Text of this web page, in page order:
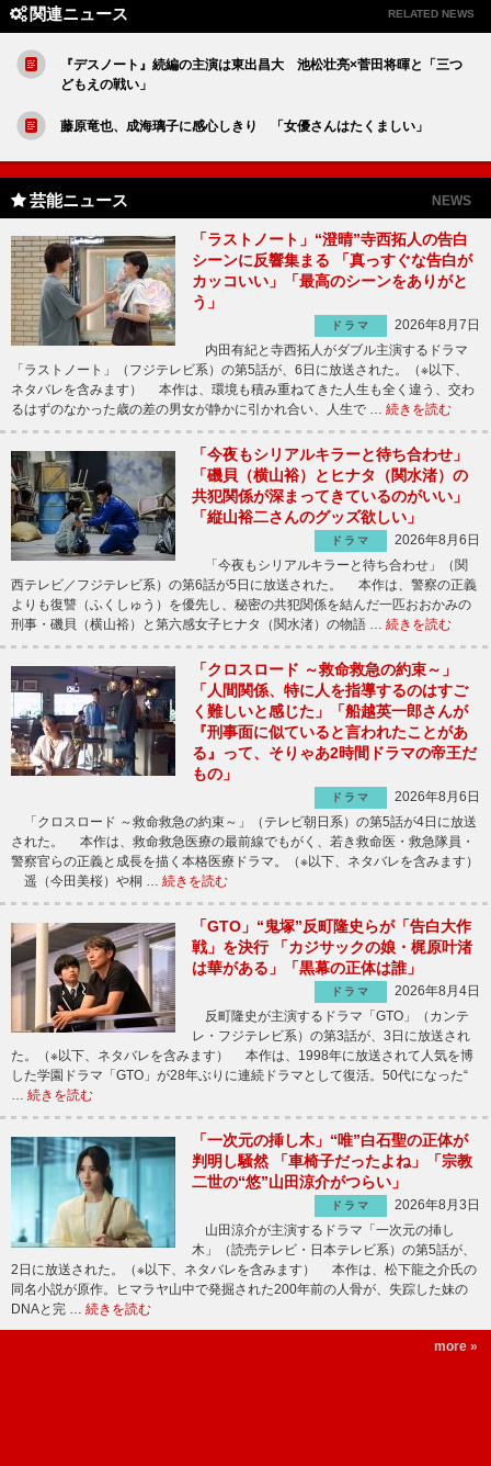
関連ニュース RELATED NEWS
『デスノート』続編の主演は東出昌大 池松壮亮×菅田将暉と「三つ
どもえの戦い」
藤原竜也、成海璃子に感心しきり 「女優さんはたくましい」
芸能ニュース NEWS
「ラストノート」“澄晴”寺西拓人の告白
シーンに反響集まる 「真っすぐな告白が
カッコいい」「最高のシーンをありがと
う」
ドラマ
2026年8月7日
内田有紀と寺西拓人がダブル主演するドラマ
「ラストノート」（フジテレビ系）の第5話が、6日に放送された。（※以下、
ネタバレを含みます） 本作は、環境も積み重ねてきた人生も全く違う、交わ
るはずのなかった歳の差の男女が静かに引かれ合い、人生で … 続きを読む
「今夜もシリアルキラーと待ち合わせ」
「磯貝（横山裕）とヒナタ（関水渚）の
共犯関係が深まってきているのがいい」
「縦山裕二さんのグッズ欲しい」
ドラマ
2026年8月6日
「今夜もシリアルキラーと待ち合わせ」（関
西テレビ／フジテレビ系）の第6話が5日に放送された。 本作は、警察の正義
よりも復讐（ふくしゅう）を優先し、秘密の共犯関係を結んだ一匹おおかみの
刑事・磯貝（横山裕）と第六感女子ヒナタ（関水渚）の物語 … 続きを読む
「クロスロード ～救命救急の約束～」
「人間関係、特に人を指導するのはすご
く難しいと感じた」「船越英一郎さんが
『刑事面に似ていると言われたことがあ
る』って、そりゃあ2時間ドラマの帝王だ
もの」
ドラマ
2026年8月6日
「クロスロード ～救命救急の約束～」（テレビ朝日系）の第5話が4日に放送
された。 本作は、救命救急医療の最前線でもがく、若き救命医・救急隊員・
警察官らの正義と成長を描く本格医療ドラマ。（※以下、ネタバレを含みます）
遥（今田美桜）や桐 … 続きを読む
「GTO」“鬼塚”反町隆史らが「告白大作
戦」を決行 「カジサックの娘・梶原叶渚
は華がある」「黒幕の正体は誰」
ドラマ
2026年8月4日
反町隆史が主演するドラマ「GTO」（カンテ
レ・フジテレビ系）の第3話が、3日に放送され
た。（※以下、ネタバレを含みます） 本作は、1998年に放送されて人気を博
した学園ドラマ「GTO」が28年ぶりに連続ドラマとして復活。50代になった“
… 続きを読む
「一次元の挿し木」“唯”白石聖の正体が
判明し騒然 「車椅子だったよね」「宗教
二世の“悠”山田涼介がつらい」
ドラマ
2026年8月3日
山田涼介が主演するドラマ「一次元の挿し
木」（読売テレビ・日本テレビ系）の第5話が、
2日に放送された。（※以下、ネタバレを含みます） 本作は、松下龍之介氏の
同名小説が原作。ヒマラヤ山中で発掘された200年前の人骨が、失踪した妹の
DNAと完 … 続きを読む
more »